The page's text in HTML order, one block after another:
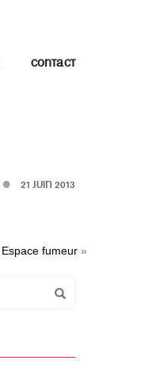
CONTACT
21 JUIN 2013
Espace fumeur »